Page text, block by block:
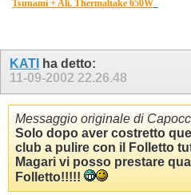
Tsunami + Ali. Thermaltake 650W
KATI
ha detto:
11-09-2002 22.26.48
Messaggio originale di
Solo dopo aver costretto
club a pulire con il Folletto
Magari vi posso prestare
Folletto!!!!!